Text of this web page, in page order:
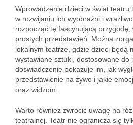
Wprowadzenie dzieci w świat teatru
w rozwijaniu ich wyobraźni i
rozpocząć tę fascynującą przygodę,
prostych przedstawień. Można
lokalnym teatrze, gdzie dzieci będą
wystawiane sztuki, dostosowane do
doświadczenie pokazuje im, jak
przedstawienie na żywo i jakie
oraz widzom.
Warto również zwrócić uwagę na
teatralnej. Teatr nie ogranicza się